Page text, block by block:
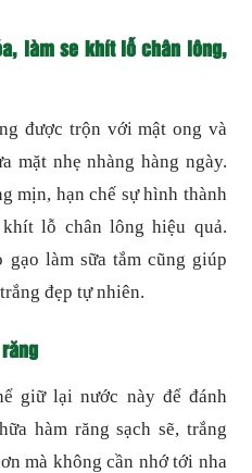
làm se khít lỗ chân lông,
được trộn với mật ong và
mặt nhẹ nhàng hàng ngày.
mịn, hạn chế sự hình thành
lỗ chân lông hiệu quả.
làm sữa tắm cũng giúp
đẹp tự nhiên.
giữ lại nước này để đánh
hàm răng sạch sẽ, trắng
mà không cần nhớ tới nha